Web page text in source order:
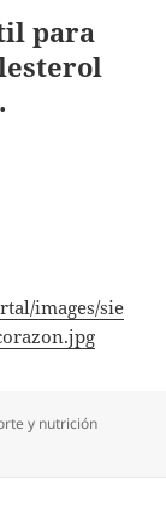
para
images/sie
y nutrición